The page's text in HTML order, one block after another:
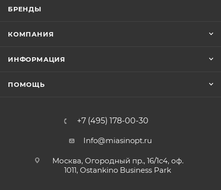
БРЕНДЫ
КОМПАНИЯ
ИНФОРМАЦИЯ
ПОМОЩЬ
+7 (495) 178-00-30
Info@miasinopt.ru
Москва, Огородный пр., 16/1с4, оф.
1011, Ostankino Business Park